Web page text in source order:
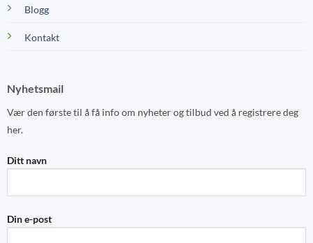
Blogg
Kontakt
Nyhetsmail
Vær den første til å få info om nyheter og tilbud ved å registrere deg
her.
Ditt navn
Din e-post